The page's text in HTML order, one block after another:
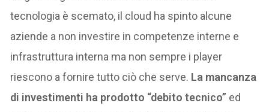
tecnologia è scemato, il cloud ha spinto alcune
aziende a non investire in competenze interne e
infrastruttura interna ma non sempre i player
riescono a fornire tutto ciò che serve. La mancanza
di investimenti ha prodotto “debito tecnico” ed